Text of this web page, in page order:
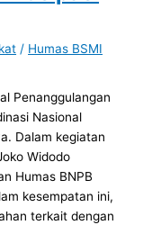
/ Humas BSMI
Penanggulangan
Nasional
Dalam kegiatan
Widodo
Humas BNPB
kesempatan ini,
terkait dengan